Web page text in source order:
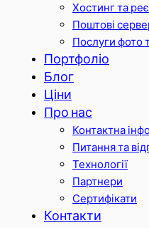
Хостинг та
Поштові
Послуги фото
Портфоліо
Блог
Ціни
Про нас
Контактна
Питання та
Технології
Партнери
Сертифікати
Контакти